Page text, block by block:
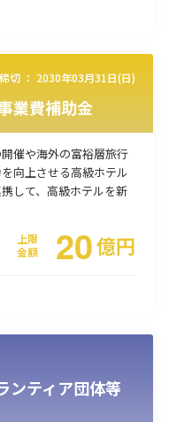
締切 ： 2030年03月31日(日)
業費補助金
催や海外の富裕層旅行
向上させる高級ホテル
して、高級ホテルを新
上限
金額
20億円
ンティア団体等